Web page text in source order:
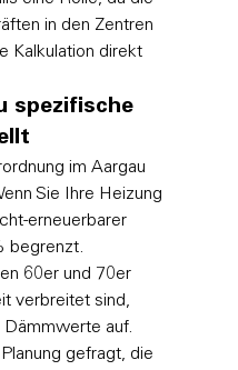
in den Zentren
Kalkulation direkt
spezifische
im Aargau
Sie Ihre Heizung
erneuerbarer
begrenzt.
60er und 70er
verbreitet sind,
auf.
gefragt, die